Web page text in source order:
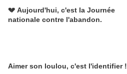
💔 Aujourd'hui, c'est la Journée
nationale contre l'abandon.
Aimer son loulou, c'est l'identifier !